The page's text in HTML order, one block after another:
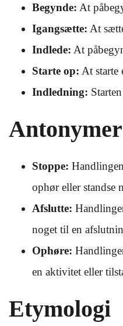
Begynde: At
Igangsætte: At
Indlede: At
Starte op: At starte
Indledning:
Antonymer
Stoppe:
ophør eller standse
Afslutte:
noget til en
Ophøre:
en aktivitet eller
Etymologi